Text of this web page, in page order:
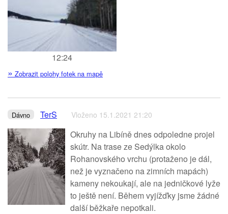
12:24
» Zobrazit polohy fotek na mapě
Dávno TerS Vloženo 15.1.2021 21:20
Okruhy na Libíně dnes odpoledne projel
skútr. Na trase ze Sedýlka okolo
Rohanovského vrchu (protaženo je dál,
než je vyznačeno na zimních mapách)
kameny nekoukají, ale na jedničkové lyže
to ještě není. Během vyjížďky jsme žádné
další běžkaře nepotkali.